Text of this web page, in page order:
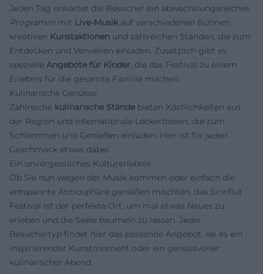
Jeden Tag erwartet die Besucher ein abwechslungsreiches
Programm mit Live-Musikauf verschiedenen Bühnen,
kreativen Kunstaktionen und zahlreichen Ständen, die zum
Entdecken und Verweilen einladen. Zusätzlich gibt es
spezielle Angebote für Kinder, die das Festival zu einem
Erlebnis für die gesamte Familie machen.
Kulinarische Genüsse
Zahlreiche kulinarische Stände bieten Köstlichkeiten aus
der Region und internationale Leckerbissen, die zum
Schlemmen und Genießen einladen. Hier ist für jeden
Geschmack etwas dabei.
Ein unvergessliches Kulturerlebnis
Ob Sie nun wegen der Musik kommen oder einfach die
entspannte Atmosphäre genießen möchten, das Sinnflut
Festival ist der perfekte Ort, um mal etwas Neues zu
erleben und die Seele baumeln zu lassen. Jeder
Besuchertyp findet hier das passende Angebot, sei es ein
inspirierender Kunstmoment oder ein genussvoller
kulinarischer Abend.